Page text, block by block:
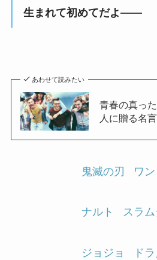
生まれて初めてだよ――
あわせて読みたい
青春の真っ
人に贈る名
鬼滅の刃 ワ
ナルト スラ
ジョジョ ド